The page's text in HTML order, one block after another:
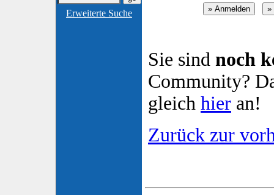
Erweiterte Suche
Sie sind noch
Community?
gleich hier an!
Zurück zur